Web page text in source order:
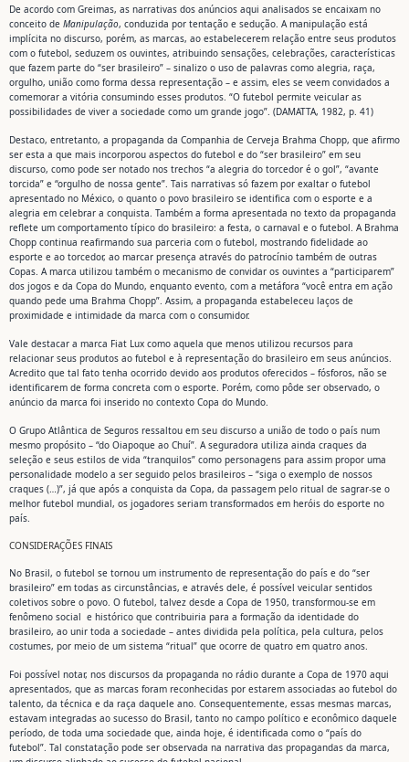
De acordo com Greimas, as narrativas dos anúncios aqui analisados se encaixam no
conceito de Manipulação, conduzida por tentação e sedução. A manipulação está
implícita no discurso, porém, as marcas, ao estabelecerem relação entre seus produtos
com o futebol, seduzem os ouvintes, atribuindo sensações, celebrações, características
que fazem parte do “ser brasileiro” – sinalizo o uso de palavras como alegria, raça,
orgulho, união como forma dessa representação – e assim, eles se veem convidados a
comemorar a vitória consumindo esses produtos. “O futebol permite veicular as
possibilidades de viver a sociedade como um grande jogo”. (DAMATTA, 1982, p. 41)
Destaco, entretanto, a propaganda da Companhia de Cerveja Brahma Chopp, que afirmo
ser esta a que mais incorporou aspectos do futebol e do “ser brasileiro” em seu
discurso, como pode ser notado nos trechos “a alegria do torcedor é o gol”, “avante
torcida” e “orgulho de nossa gente”. Tais narrativas só fazem por exaltar o futebol
apresentado no México, o quanto o povo brasileiro se identifica com o esporte e a
alegria em celebrar a conquista. Também a forma apresentada no texto da propaganda
reflete um comportamento típico do brasileiro: a festa, o carnaval e o futebol. A Brahma
Chopp continua reafirmando sua parceria com o futebol, mostrando fidelidade ao
esporte e ao torcedor, ao marcar presença através do patrocínio também de outras
Copas. A marca utilizou também o mecanismo de convidar os ouvintes a “participarem”
dos jogos e da Copa do Mundo, enquanto evento, com a metáfora “você entra em ação
quando pede uma Brahma Chopp”. Assim, a propaganda estabeleceu laços de
proximidade e intimidade da marca com o consumidor.
Vale destacar a marca Fiat Lux como aquela que menos utilizou recursos para
relacionar seus produtos ao futebol e à representação do brasileiro em seus anúncios.
Acredito que tal fato tenha ocorrido devido aos produtos oferecidos – fósforos, não se
identificarem de forma concreta com o esporte. Porém, como pôde ser observado, o
anúncio da marca foi inserido no contexto Copa do Mundo.
O Grupo Atlântica de Seguros ressaltou em seu discurso a união de todo o país num
mesmo propósito – “do Oiapoque ao Chuí”. A seguradora utiliza ainda craques da
seleção e seus estilos de vida “tranquilos” como personagens para assim propor uma
personalidade modelo a ser seguido pelos brasileiros – “siga o exemplo de nossos
craques (…)”, já que após a conquista da Copa, da passagem pelo ritual de sagrar-se o
melhor futebol mundial, os jogadores seriam transformados em heróis do esporte no
país.
CONSIDERAÇÕES FINAIS
No Brasil, o futebol se tornou um instrumento de representação do país e do “ser
brasileiro” em todas as circunstâncias, e através dele, é possível veicular sentidos
coletivos sobre o povo. O futebol, talvez desde a Copa de 1950, transformou-se em
fenômeno social e histórico que contribuiria para a formação da identidade do
brasileiro, ao unir toda a sociedade – antes dividida pela política, pela cultura, pelos
costumes, por meio de um sistema “ritual” que ocorre de quatro em quatro anos.
Foi possível notar, nos discursos da propaganda no rádio durante a Copa de 1970 aqui
apresentados, que as marcas foram reconhecidas por estarem associadas ao futebol do
talento, da técnica e da raça daquele ano. Consequentemente, essas mesmas marcas,
estavam integradas ao sucesso do Brasil, tanto no campo político e econômico daquele
período, de toda uma sociedade que, ainda hoje, é identificada como o “país do
futebol”. Tal constatação pode ser observada na narrativa das propagandas da marca,